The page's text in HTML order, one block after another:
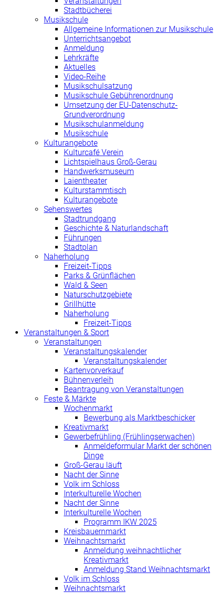
Stadtbücherei
Musikschule
Allgemeine Informationen zur Musikschule
Unterrichtsangebot
Anmeldung
Lehrkräfte
Aktuelles
Video-Reihe
Musikschulsatzung
Musikschule Gebührenordnung
Umsetzung der EU-Datenschutz-
Grundverordnung
Musikschulanmeldung
Musikschule
Kulturangebote
Kulturcafé Verein
Lichtspielhaus Groß-Gerau
Handwerksmuseum
Laientheater
Kulturstammtisch
Kulturangebote
Sehenswertes
Stadtrundgang
Geschichte & Naturlandschaft
Führungen
Stadtplan
Naherholung
Freizeit-Tipps
Parks & Grünflächen
Wald & Seen
Naturschutzgebiete
Grillhütte
Naherholung
Freizeit-Tipps
Veranstaltungen & Sport
Veranstaltungen
Veranstaltungskalender
Veranstaltungskalender
Kartenvorverkauf
Bühnenverleih
Beantragung von Veranstaltungen
Feste & Märkte
Wochenmarkt
Bewerbung als Marktbeschicker
Kreativmarkt
Gewerbefrühling (Frühlingserwachen)
Anmeldeformular Markt der schönen
Dinge
Groß-Gerau läuft
Nacht der Sinne
Volk im Schloss
Interkulturelle Wochen
Nacht der Sinne
Interkulturelle Wochen
Programm IKW 2025
Kreisbauernmarkt
Weihnachtsmarkt
Anmeldung weihnachtlicher
Kreativmarkt
Anmeldung Stand Weihnachtsmarkt
Volk im Schloss
Weihnachtsmarkt